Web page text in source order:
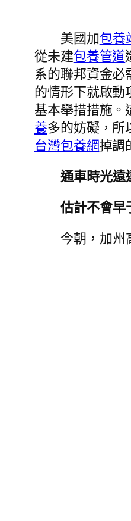
美國加包養
從未建包養管道
系的聯邦資金必
的情形下就啟動
基本舉措措施
養多的妨礙，所
台灣包養網掉調
通車時光遠
估計不會
今朝，加州